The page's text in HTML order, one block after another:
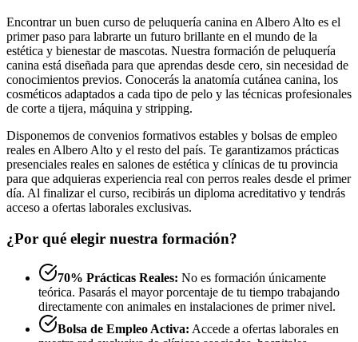
Encontrar un buen curso de peluquería canina en Albero Alto es el
primer paso para labrarte un futuro brillante en el mundo de la
estética y bienestar de mascotas. Nuestra formación de peluquería
canina está diseñada para que aprendas desde cero, sin necesidad de
conocimientos previos. Conocerás la anatomía cutánea canina, los
cosméticos adaptados a cada tipo de pelo y las técnicas profesionales
de corte a tijera, máquina y stripping.
Disponemos de convenios formativos estables y bolsas de empleo
reales en Albero Alto y el resto del país. Te garantizamos prácticas
presenciales reales en salones de estética y clínicas de tu provincia
para que adquieras experiencia real con perros reales desde el primer
día. Al finalizar el curso, recibirás un diploma acreditativo y tendrás
acceso a ofertas laborales exclusivas.
¿Por qué elegir nuestra formación?
70% Prácticas Reales: No es formación únicamente
teórica. Pasarás el mayor porcentaje de tu tiempo trabajando
directamente con animales en instalaciones de primer nivel.
Bolsa de Empleo Activa: Accede a ofertas laborales en